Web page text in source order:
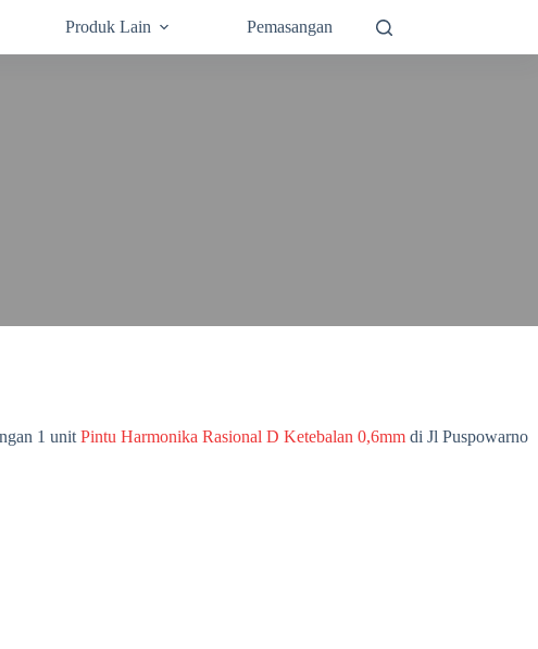
Produk Lain Pemasangan
1 unit Pintu Harmonika Rasional D Ketebalan 0,6mm di Jl Puspowarno